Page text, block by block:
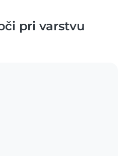
pri varstvu